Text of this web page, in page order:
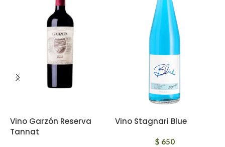
Vino Garzón Reserva
Tannat
Vino Stagnari Blue
$ 650